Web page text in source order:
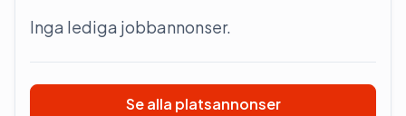
Inga lediga jobbannonser.
Se alla platsannonser